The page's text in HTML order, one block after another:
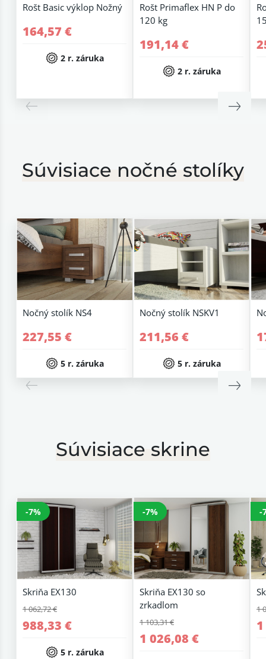
Rošt Basic výklop Nožný
164,57 €
2 r. záruka
Rošt Primaflex HN P do
120 kg
191,14 €
2 r. záruka
Súvisiace nočné stolíky
Nočný stolík NS4
227,55 €
5 r. záruka
Nočný stolík NSKV1
211,56 €
5 r. záruka
Súvisiace skrine
-7%
Skriňa EX130
1 062,72 €
988,33 €
5 r. záruka
-7%
Skriňa EX130 so
zrkadlom
1 103,31 €
1 026,08 €
-
1